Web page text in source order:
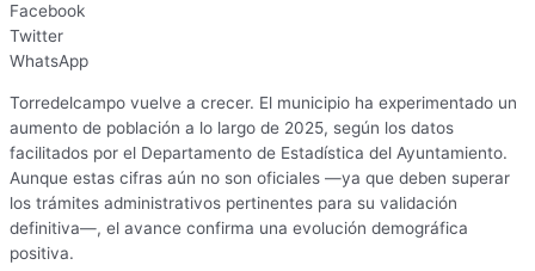
Facebook
Twitter
WhatsApp
Torredelcampo vuelve a crecer. El municipio ha experimentado un
aumento de población a lo largo de 2025, según los datos
facilitados por el Departamento de Estadística del Ayuntamiento.
Aunque estas cifras aún no son oficiales —ya que deben superar
los trámites administrativos pertinentes para su validación
definitiva—, el avance confirma una evolución demográfica
positiva.